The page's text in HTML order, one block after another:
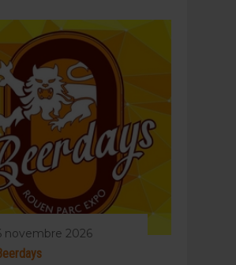
novembre 2026